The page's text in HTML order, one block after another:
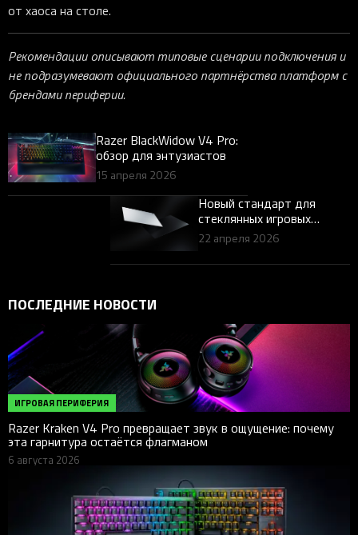
от хаоса на столе.
Рекомендации описывают типовые сценарии подключения и
не подразумевают официального партнёрства платформ с
брендами периферии.
Razer BlackWidow V4 Pro:
обзор для энтузиастов
15 апреля 2026
Новый стандарт для
стеклянных игровых
ковриков для мышей:
Представляем Razer Atlas
Pro
22 апреля 2026
ПОСЛЕДНИЕ НОВОСТИ
ИГРОВАЯ ПЕРИФЕРИЯ
Razer Kraken V4 Pro превращает звук в ощущение: почему
эта гарнитура остаётся флагманом
6 августа 2026